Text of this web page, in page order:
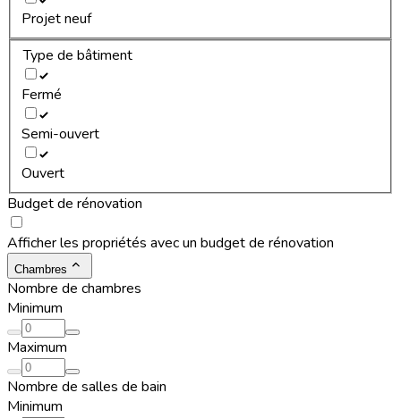
Projet neuf
Type de bâtiment
Fermé
Semi-ouvert
Ouvert
Budget de rénovation
Afficher les propriétés avec un budget de rénovation
Chambres
Nombre de chambres
Minimum
Maximum
Nombre de salles de bain
Minimum